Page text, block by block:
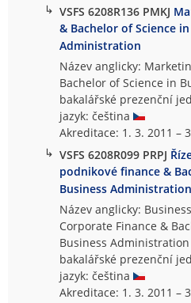
↳ VSFS 6208R136 PMKJ
& Bachelor of Science
Administration
Název anglicky:
Bachelor of Science in
bakalářské prezenční
jazyk: čeština
Akreditace: 1. 3. 2011 –
↳ VSFS 6208R099 PRPJ
podnikové finance &
Business Administration
Název anglicky:
Corporate Finance &
Business Administration
bakalářské prezenční
jazyk: čeština
Akreditace: 1. 3. 2011 –